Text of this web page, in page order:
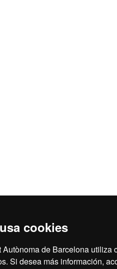
cookies
de Barcelona utiliza
Si desea más información,